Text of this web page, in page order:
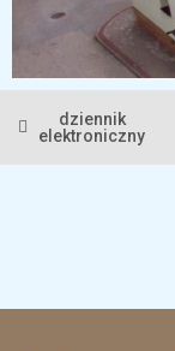
dziennik
elektroniczny